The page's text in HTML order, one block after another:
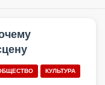
КУЛЬТУРА